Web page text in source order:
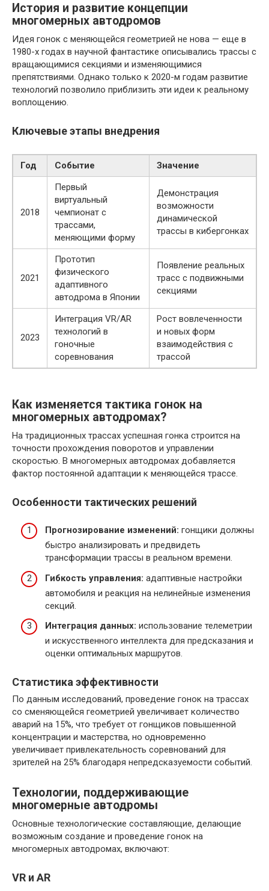
История и развитие концепции
многомерных автодромов
Идея гонок с меняющейся геометрией не нова — еще в
1980-х годах в научной фантастике описывались трассы с
вращающимися секциями и изменяющимися
препятствиями. Однако только к 2020-м годам развитие
технологий позволило приблизить эти идеи к реальному
воплощению.
Ключевые этапы внедрения
Год Событие Значение
2018
Первый
виртуальный
чемпионат с
трассами,
меняющими форму
Демонстрация
возможности
динамической
трассы в кибергонках
2021
Прототип
физического
адаптивного
автодрома в Японии
Появление реальных
трасс с подвижными
секциями
2023
Интеграция VR/AR
технологий в
гоночные
соревнования
Рост вовлеченности
и новых форм
взаимодействия с
трассой
Как изменяется тактика гонок на
многомерных автодромах?
На традиционных трассах успешная гонка строится на
точности прохождения поворотов и управлении
скоростью. В многомерных автодромах добавляется
фактор постоянной адаптации к меняющейся трассе.
Особенности тактических решений
Прогнозирование изменений: гонщики должны
быстро анализировать и предвидеть
трансформации трассы в реальном времени.
Гибкость управления: адаптивные настройки
автомобиля и реакция на нелинейные изменения
секций.
Интеграция данных: использование телеметрии
и искусственного интеллекта для предсказания и
оценки оптимальных маршрутов.
Статистика эффективности
По данным исследований, проведение гонок на трассах
со сменяющейся геометрией увеличивает количество
аварий на 15%, что требует от гонщиков повышенной
концентрации и мастерства, но одновременно
увеличивает привлекательность соревнований для
зрителей на 25% благодаря непредсказуемости событий.
Технологии, поддерживающие
многомерные автодромы
Основные технологические составляющие, делающие
возможным создание и проведение гонок на
многомерных автодромах, включают:
VR и AR